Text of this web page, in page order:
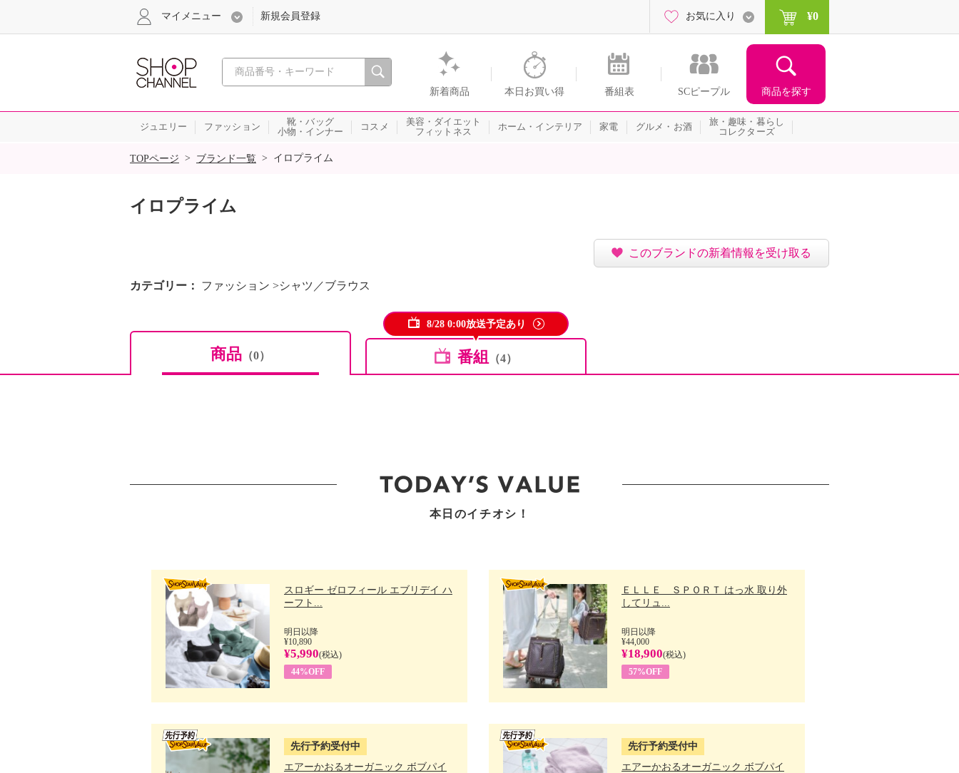
心おどる、瞬間を。通販・テレビショッピングのショップチャンネル
新着商品 本日お買い得 番組表 SCピープル 商品を探す
マイメニュー 新規会員登録 お気に入り ¥0
ジュエリー ファッション
靴・バッグ
小物・インナー
コスメ
美容・ダイエット
フィットネス
ホーム・インテリア 家電 グルメ・お酒
旅・趣味・暮らし
コレクターズ
SALE
TOPページ > ブランド一覧 > イロプライム
イロプライム
このブランドの新着情報を受け取る
カテゴリー ファッション >シャツ／ブラウス
商品 （0） 番組 （4）
8/28 0:00放送予定あり
本日のイチオシ！
スロギー ゼロフィール エブリデイ ハ
ーフト...
明日以降
¥10,890
¥5,990(税込)
44%OFF
ＥＬＬＥ ＳＰＯＲＴ はっ水 取り外
してリュ...
明日以降
¥44,000
¥18,900(税込)
57%OFF
先行予約受付中
エアーかおるオーガニック ボブパイ
先行予約受付中
エアーかおるオーガニック ボブパイ